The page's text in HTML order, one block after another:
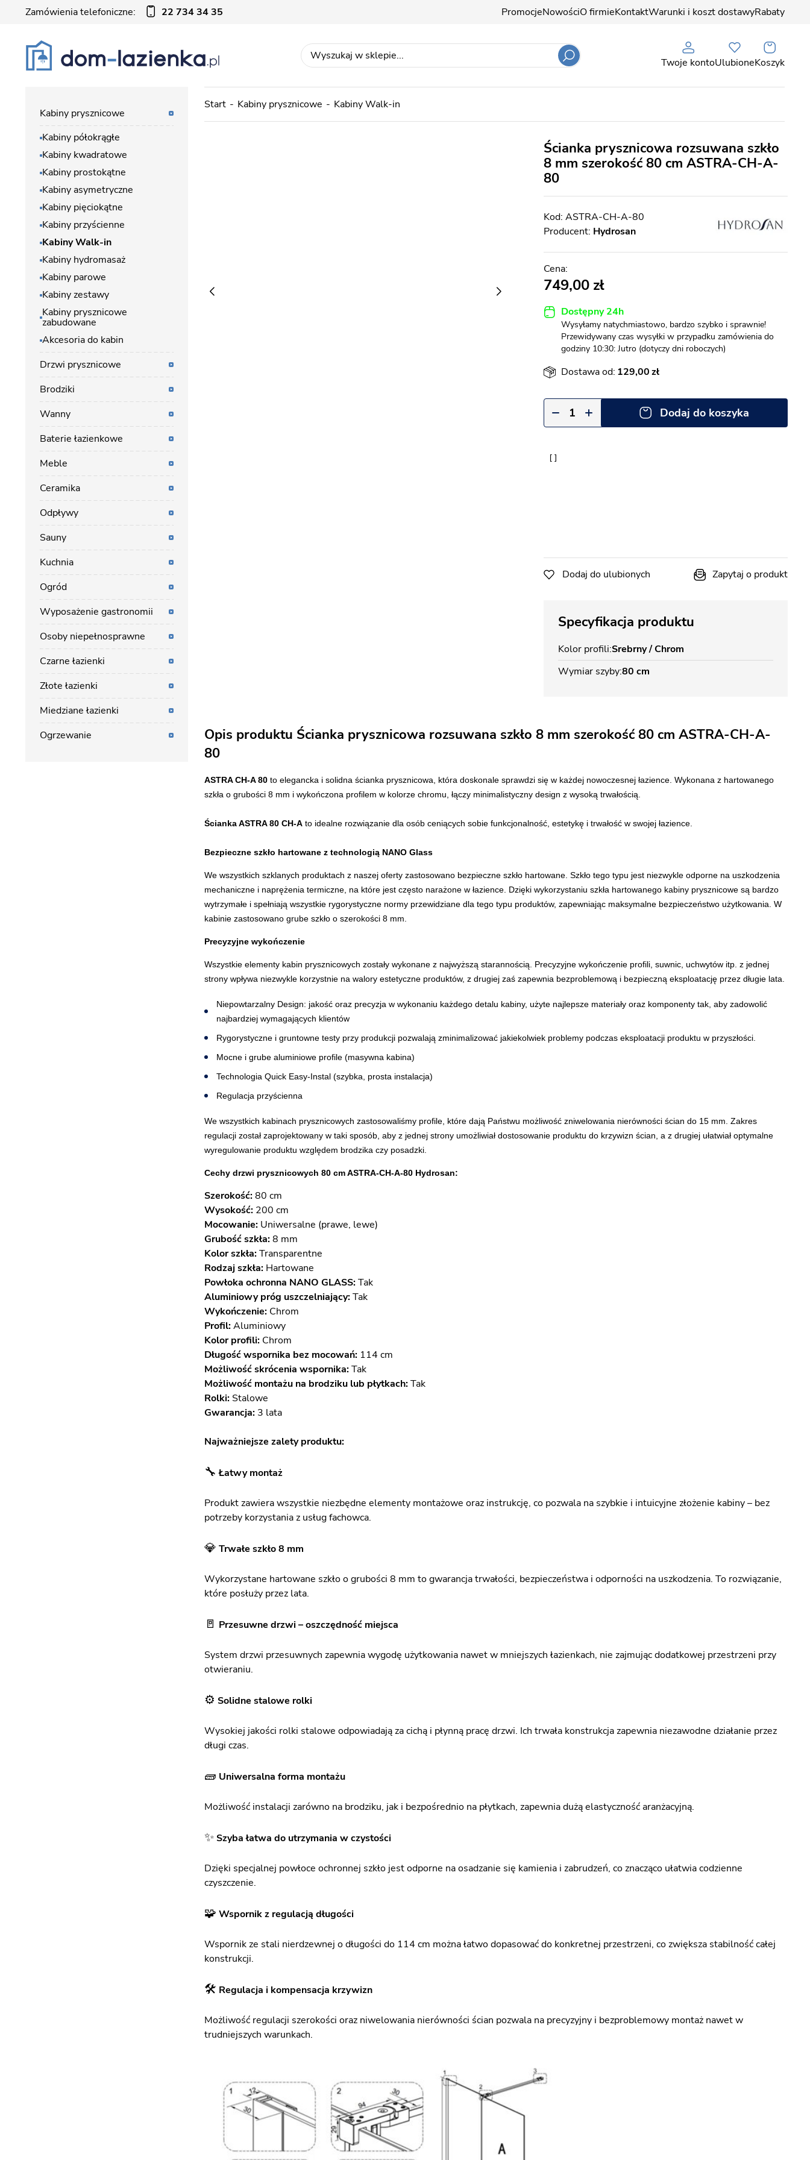
Zamówienia telefoniczne: 22 734 34 35 PromocjeNowościO firmieKontaktWarunki i koszt dostawyRabaty
Twoje kontoUlubioneKoszyk
Start Kabiny prysznicowe Kabiny Walk-in
Ścianka prysznicowa rozsuwana szkło
8 mm szerokość 80 cm ASTRA-CH-A-
80
ASTRA-CH-A-80
Producent: Hydrosan
749,00
Dostępny 24h
Wysyłamy natychmiastowo, bardzo szybko i sprawnie!
Przewidywany czas wysyłki w przypadku zamówienia do
godziny 10:30: Jutro (dotyczy dni roboczych)
Dostawa od: 129,00
Dodaj do koszyka
Dodaj do ulubionych Zapytaj o produkt
Specyfikacja produktu
Kolor profili Srebrny / Chrom
Wymiar szyby80 cm
Opis produktu Ścianka prysznicowa rozsuwana szkło 8 mm szerokość 80 cm ASTRA-CH-A-
80
ASTRA CH-A 80 to elegancka i solidna ścianka prysznicowa, która doskonale sprawdzi się w każdej nowoczesnej łazience. Wykonana z hartowanego
szkła o grubości 8 mm i wykończona profilem w kolorze chromu, łączy minimalistyczny design z wysoką trwałością.
Ścianka ASTRA 80 CH-A to idealne rozwiązanie dla osób ceniących sobie funkcjonalność, estetykę i trwałość w swojej łazience.
Bezpieczne szkło hartowane z technologią NANO Glass
We wszystkich szklanych produktach z naszej oferty zastosowano bezpieczne szkło hartowane. Szkło tego typu jest niezwykle odporne na uszkodzenia
mechaniczne i naprężenia termiczne, na które jest często narażone w łazience. Dzięki wykorzystaniu szkła hartowanego kabiny prysznicowe są bardzo
wytrzymałe i spełniają wszystkie rygorystyczne normy przewidziane dla tego typu produktów, zapewniając maksymalne bezpieczeństwo użytkowania. W
kabinie zastosowano grube szkło o szerokości 8 mm.
Precyzyjne wykończenie
Wszystkie elementy kabin prysznicowych zostały wykonane z najwyższą starannością. Precyzyjne wykończenie profili, suwnic, uchwytów itp. z jednej
strony wpływa niezwykle korzystnie na walory estetyczne produktów, z drugiej zaś zapewnia bezproblemową i bezpieczną eksploatację przez długie lata.
Niepowtarzalny Design: jakość oraz precyzja w wykonaniu każdego detalu kabiny, użyte najlepsze materiały oraz komponenty tak, aby zadowolić
najbardziej wymagających klientów
Rygorystyczne i gruntowne testy przy produkcji pozwalają zminimalizować jakiekolwiek problemy podczas eksploatacji produktu w przyszłości.
Mocne i grube aluminiowe profile (masywna kabina)
Technologia Quick Easy-Instal (szybka, prosta instalacja)
Regulacja przyścienna
We wszystkich kabinach prysznicowych zastosowaliśmy profile, które dają Państwu możliwość zniwelowania nierówności ścian do 15 mm. Zakres
regulacji został zaprojektowany w taki sposób, aby z jednej strony umożliwiał dostosowanie produktu do krzywizn ścian, a z drugiej ułatwiał optymalne
wyregulowanie produktu względem brodzika czy posadzki.
Cechy drzwi prysznicowych 80 cm ASTRA-CH-A-80 Hydrosan:
Szerokość:80 cm
Wysokość: 200 cm
Mocowanie: Uniwersalne (prawe, lewe)
Grubość szkła:8 mm
Kolor szkła:Transparentne
Rodzaj szkła: Hartowane
Powłoka ochronna NANO GLASS:Tak
Aluminiowy próg uszczelniający:Tak
Wykończenie: Chrom
Profil:Aluminiowy
Kolor profili: Chrom
Długość wspornika bez mocowań: 114 cm
Możliwość skrócenia wspornika:Tak
Możliwość montażu na brodziku lub płytkach:Tak
Rolki: Stalowe
Gwarancja: 3 lata
Najważniejsze zalety produktu:
🔧 Łatwy montaż
Produkt zawiera wszystkie niezbędne elementy montażowe oraz instrukcję, co pozwala na szybkie i intuicyjne złożenie kabiny – bez
potrzeby korzystania z usług fachowca.
💎 Trwałe szkło 8 mm
Wykorzystane hartowane szkło o grubości 8 mm to gwarancja trwałości, bezpieczeństwa i odporności na uszkodzenia. To rozwiązanie,
które posłuży przez lata.
🚪 Przesuwne drzwi – oszczędność miejsca
System drzwi przesuwnych zapewnia wygodę użytkowania nawet w mniejszych łazienkach, nie zajmując dodatkowej przestrzeni przy
otwieraniu.
⚙️ Solidne stalowe rolki
Wysokiej jakości rolki stalowe odpowiadają za cichą i płynną pracę drzwi. Ich trwała konstrukcja zapewnia niezawodne działanie przez
długi czas.
🧱 Uniwersalna forma montażu
Możliwość instalacji zarówno na brodziku, jak i bezpośrednio na płytkach, zapewnia dużą elastyczność aranżacyjną.
✨Szyba łatwa do utrzymania w czystości
Dzięki specjalnej powłoce ochronnej szkło jest odporne na osadzanie się kamienia i zabrudzeń, co znacząco ułatwia codzienne
czyszczenie.
🧩 Wspornik z regulacją długości
Wspornik ze stali nierdzewnej o długości do 114 cm można łatwo dopasować do konkretnej przestrzeni, co zwiększa stabilność całej
konstrukcji.
🛠️ Regulacja i kompensacja krzywizn
Możliwość regulacji szerokości oraz niwelowania nierówności ścian pozwala na precyzyjny i bezproblemowy montaż nawet w
trudniejszych warunkach.
Kabiny prysznicowe
Kabiny półokrągłe
Kabiny kwadratowe
Kabiny prostokątne
Kabiny asymetryczne
Kabiny pięciokątne
Kabiny przyścienne
Kabiny Walk-in
Kabiny hydromasaż
Kabiny parowe
Kabiny zestawy
Kabiny prysznicowe
zabudowane
Akcesoria do kabin
Drzwi prysznicowe
Brodziki
Wanny
Baterie łazienkowe
Meble
Ceramika
Odpływy
Sauny
Kuchnia
Ogród
Wyposażenie gastronomii
Osoby niepełnosprawne
Czarne łazienki
Złote łazienki
Miedziane łazienki
Ogrzewanie